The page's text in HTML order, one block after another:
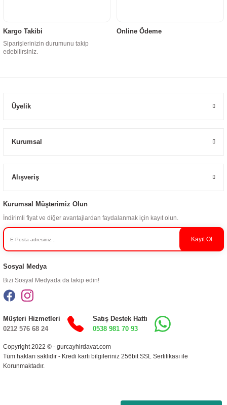
Kargo Takibi
Siparişlerinizin durumunu takip
edebilirsiniz.
Online Ödeme
Üyelik
Kurumsal
Alışveriş
Kurumsal Müşterimiz Olun
İndirimli fiyat ve diğer avantajlardan faydalanmak için kayıt olun.
Kayıt Ol
Sosyal Medya
Bizi Sosyal Medyada da takip edin!
Copyright 2022 © - gurcayhirdavat.com
Tüm hakları saklıdır - Kredi kartı bilgileriniz 256bit SSL Sertifikası ile
Korunmaktadır.
Müşteri Hizmetleri
0212 576 68 24
Satış Destek Hattı
0538 981 70 93